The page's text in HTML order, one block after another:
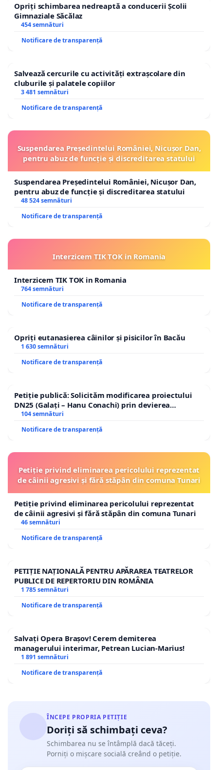
Opriți schimbarea nedreaptă a conducerii Școlii
Gimnaziale Săcălaz
454 semnături
Notificare de transparență
Salvează cercurile cu activități extrașcolare din
cluburile și palatele copiilor
3 481 semnături
Notificare de transparență
Suspendarea Președintelui României, Nicușor Dan,
pentru abuz de funcție și discreditarea statului
Suspendarea Președintelui României, Nicușor Dan,
pentru abuz de funcție și discreditarea statului
48 524 semnături
Notificare de transparență
Interzicem TIK TOK in Romania
Interzicem TIK TOK in Romania
764 semnături
Notificare de transparență
Opriți eutanasierea câinilor și pisicilor în Bacău
1 630 semnături
Notificare de transparență
Petiție publică: Solicităm modificarea proiectului
DN25 (Galați – Hanu Conachi) prin devierea
traseului în afara localităților!
104 semnături
Notificare de transparență
Petiție privind eliminarea pericolului reprezentat
de câinii agresivi și fără stăpân din comuna Tunari
Petiție privind eliminarea pericolului reprezentat
de câinii agresivi și fără stăpân din comuna Tunari
46 semnături
Notificare de transparență
PETIȚIE NAȚIONALĂ PENTRU APĂRAREA TEATRELOR
PUBLICE DE REPERTORIU DIN ROMÂNIA
1 785 semnături
Notificare de transparență
Salvați Opera Brașov! Cerem demiterea
managerului interimar, Petrean Lucian-Marius!
1 891 semnături
Notificare de transparență
ÎNCEPE PROPRIA PETIȚIE
Doriți să schimbați ceva?
Schimbarea nu se întâmplă dacă tăceți.
Porniți o mișcare socială creând o petiție.